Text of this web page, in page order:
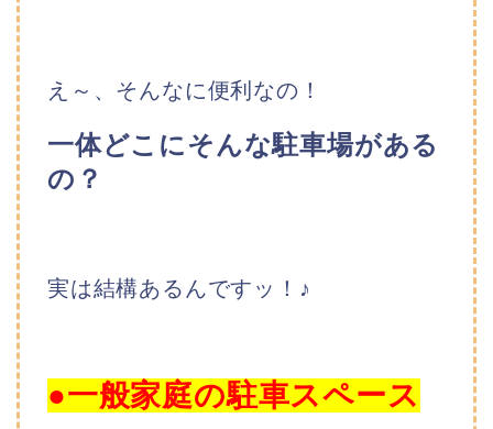
え～、そんなに便利なの！
一体どこにそんな駐車場がある
の？
実は結構あるんですッ！♪
●一般家庭の駐車スペース